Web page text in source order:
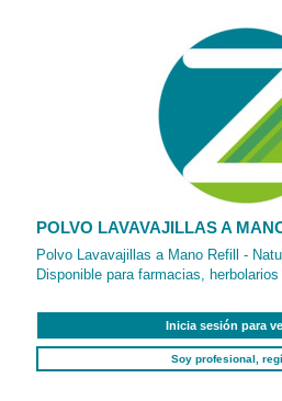
POLVO LAVAVAJILLAS A
Polvo Lavavajillas a Mano Refill -
Disponible para farmacias,
Inicia sesión para
Soy profesional,